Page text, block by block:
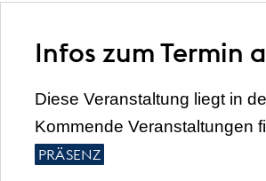
Infos zum Termin
Diese Veranstaltung liegt in
Kommende Veranstaltungen
PRÄSENZ